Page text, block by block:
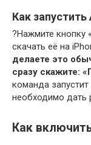
Как
?Нажмите кнопку
скачать её на
делаете это
сразу скажите:
команда
необходимо дать
Как